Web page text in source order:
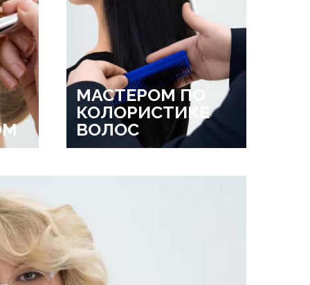
МАСТЕРОМ ПО
КОЛОРИСТИКЕ
ВОЛОС